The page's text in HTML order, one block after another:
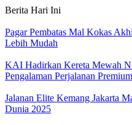
Skip
content
Berita Hari Ini
Pagar Pembatas Mal Kokas
Lebih Mudah
KAI Hadirkan Kereta Mewah
Pengalaman Perjalanan Premium
Jalanan Elite Kemang Jakarta
Dunia 2025